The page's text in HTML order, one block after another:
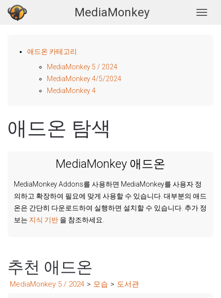
MediaMonkey
애드온 탐색
MediaMonkey 애드온
MediaMonkey Addons를 사용하면 MediaMonkey를 사용자 정
의하고 확장하여 필요에 맞게 사용할 수 있습니다. 대부분의 애드
온은 간단히 다운로드하여 실행하면 설치할 수 있습니다. 추가 정
보는 지식 기반 을 참조하세요.
추천 애드온
MediaMonkey 5 / 2024 > 모습 > 도서관
애드온 카테고리
MediaMonkey 5 / 2024
MediaMonkey 4/5/2024
MediaMonkey 4